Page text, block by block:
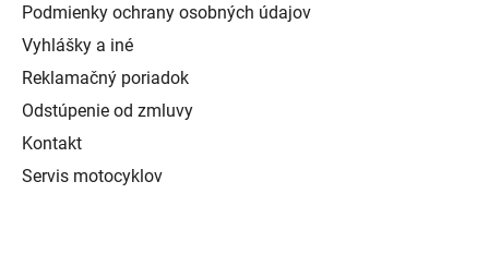
Podmienky ochrany osobných údajov
Vyhlášky a iné
Reklamačný poriadok
Odstúpenie od zmluvy
Kontakt
Servis motocyklov